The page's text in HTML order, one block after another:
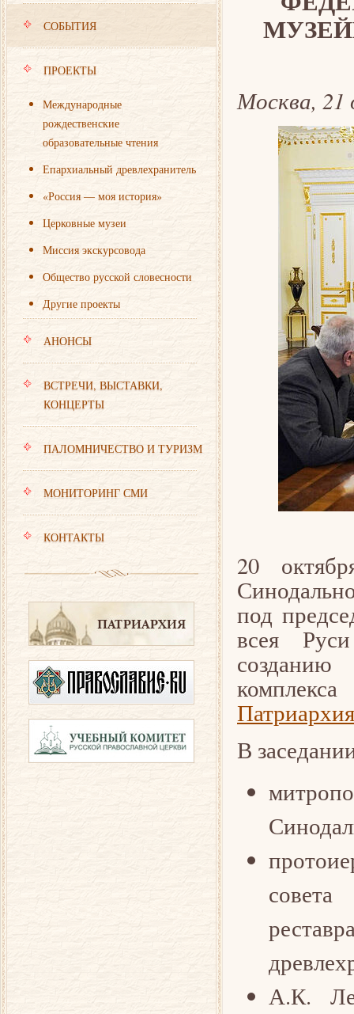
СОБЫТИЯ
ПРОЕКТЫ
Международные
рождественские
образовательные чтения
Епархиальный древлехранитель
«Россия — моя история»
Церковные музеи
Миссия экскурсовода
Общество русской словесности
Другие проекты
АНОНСЫ
ВСТРЕЧИ, ВЫСТАВКИ,
КОНЦЕРТЫ
ПАЛОМНИЧЕСТВО И ТУРИЗМ
МОНИТОРИНГ СМИ
КОНТАКТЫ
Москва, 21
20
под
всея
созданию
В
А.К.